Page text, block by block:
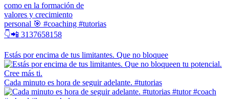
como en la formación de
valores y crecimiento
personal 🎯 #coaching #tutorias
👇📲 3137658158
Estás por encima de tus limitantes. Que no bloquee
Cada minuto es hora de seguir adelante. #tutorias